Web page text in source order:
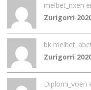
melbet_nxen
Zurigorri
bk
Zurigorri
Diplomi_voen